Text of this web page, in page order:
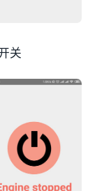
关